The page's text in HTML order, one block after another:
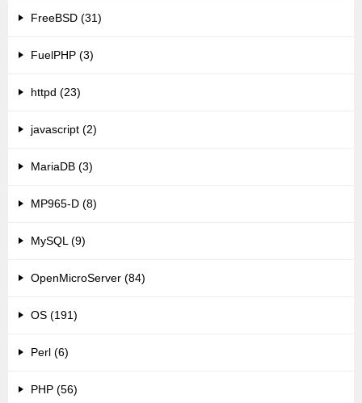
FreeBSD (31)
FuelPHP (3)
httpd (23)
javascript (2)
MariaDB (3)
MP965-D (8)
MySQL (9)
OpenMicroServer (84)
OS (191)
Perl (6)
PHP (56)